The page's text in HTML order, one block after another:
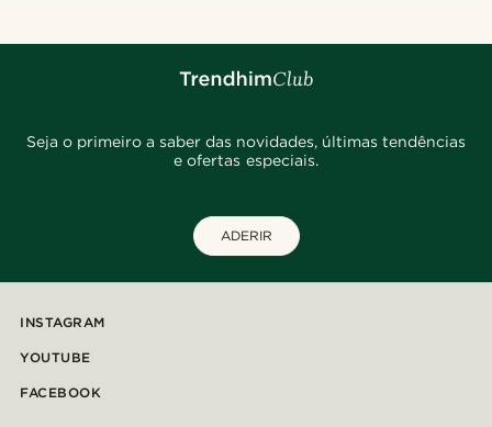
Seja o primeiro a saber das novidades, últimas tendências
e ofertas especiais.
ADERIR
INSTAGRAM
YOUTUBE
FACEBOOK